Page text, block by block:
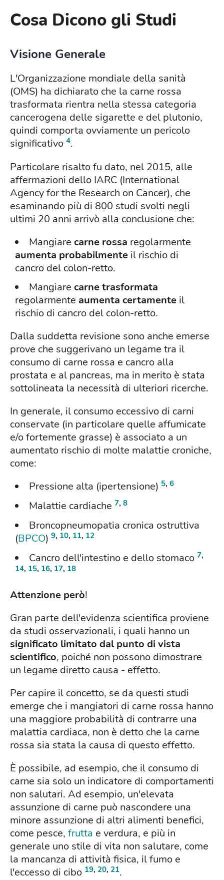
Cosa Dicono gli Studi
Visione Generale
L'Organizzazione mondiale della sanità
(OMS) ha dichiarato che la carne rossa
trasformata rientra nella stessa categoria
cancerogena delle sigarette e del plutonio,
quindi comporta ovviamente un pericolo
significativo 4.
Particolare risalto fu dato, nel 2015, alle
affermazioni dello IARC (International
Agency for the Research on Cancer), che
esaminando più di 800 studi svolti negli
ultimi 20 anni arrivò alla conclusione che:
Mangiare carne rossa regolarmente
aumenta probabilmente il rischio di
cancro del colon-retto.
Mangiare carne trasformata
regolarmente aumenta certamente il
rischio di cancro del colon-retto.
Dalla suddetta revisione sono anche emerse
prove che suggerivano un legame tra il
consumo di carne rossa e cancro alla
prostata e al pancreas, ma in merito è stata
sottolineata la necessità di ulteriori ricerche.
In generale, il consumo eccessivo di carni
conservate (in particolare quelle affumicate
e/o fortemente grasse) è associato a un
aumentato rischio di molte malattie croniche,
come:
Pressione alta (ipertensione) 5, 6
Malattie cardiache 7, 8
Broncopneumopatia cronica ostruttiva
(BPCO) 9, 10, 11, 12
Cancro dell'intestino e dello stomaco 7,
14, 15, 16, 17, 18
Attenzione però!
Gran parte dell'evidenza scientifica proviene
da studi osservazionali, i quali hanno un
significato limitato dal punto di vista
scientifico, poiché non possono dimostrare
un legame diretto causa - effetto.
Per capire il concetto, se da questi studi
emerge che i mangiatori di carne rossa hanno
una maggiore probabilità di contrarre una
malattia cardiaca, non è detto che la carne
rossa sia stata la causa di questo effetto.
È possibile, ad esempio, che il consumo di
carne sia solo un indicatore di comportamenti
non salutari. Ad esempio, un'elevata
assunzione di carne può nascondere una
minore assunzione di altri alimenti benefici,
come pesce, frutta e verdura, e più in
generale uno stile di vita non salutare, come
la mancanza di attività fisica, il fumo e
l'eccesso di cibo 19, 20, 21.